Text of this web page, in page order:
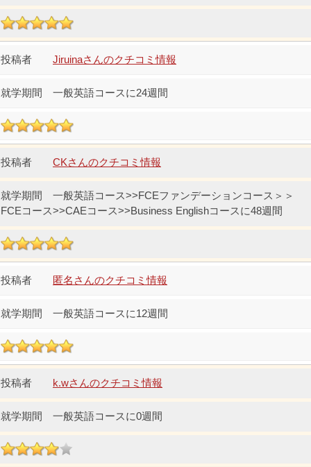
Jiruinaさんのクチコミ情報
一般英語コースに24週間
CKさんのクチコミ情報
一般英語コース>>FCEファンデーションコース＞＞
FCEコース>>CAEコース>>Business Englishコースに48週間
匿名さんのクチコミ情報
一般英語コースに12週間
k.wさんのクチコミ情報
一般英語コースに0週間